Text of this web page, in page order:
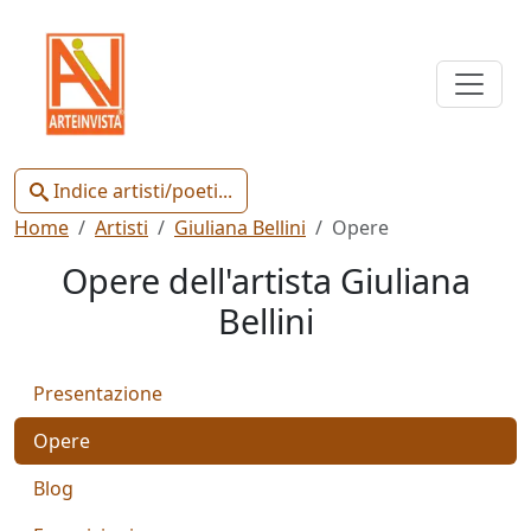
Indice artisti/poeti...
Indice
Artisti
Poeti
Artisti
Poeti
Home Artisti Giuliana Bellini Opere
Opere dell'artista Giuliana
Bellini
Presentazione
Opere
Blog